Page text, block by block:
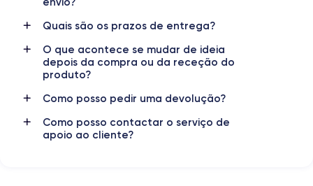
Bateria
Rede móvel
LTE/4G
Desbloqueado
Sim, para todas as operadoras
Quais são os prazos de entrega?
O que acontece se mudar de ideia
depois da compra ou da receção do
produto?
Como posso pedir uma devolução?
Como posso contactar o serviço de
apoio ao cliente?